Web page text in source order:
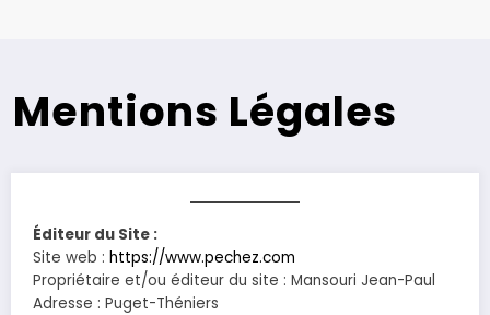
Mentions Légales
Éditeur du Site :
Site web : https://www.pechez.com
Propriétaire et/ou éditeur du site : Mansouri Jean-Paul
Adresse : Puget-Théniers